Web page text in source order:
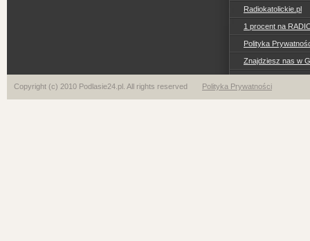
Radiokatolickie.pl
1 procent na
Polityka
Znajdziesz nas w
Copyright (c) 2010 Podlasie24.pl. All rights reserved Polityka Prywatności